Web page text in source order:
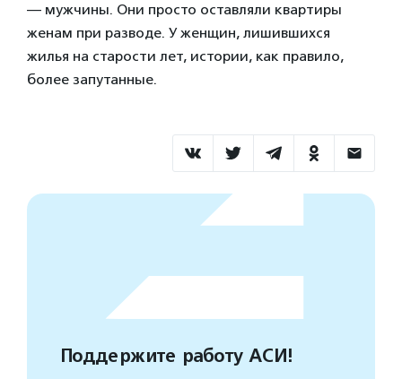
— мужчины. Они просто оставляли квартиры
женам при разводе. У женщин, лишившихся
жилья на старости лет, истории, как правило,
более запутанные.
Поддержите работу АСИ!